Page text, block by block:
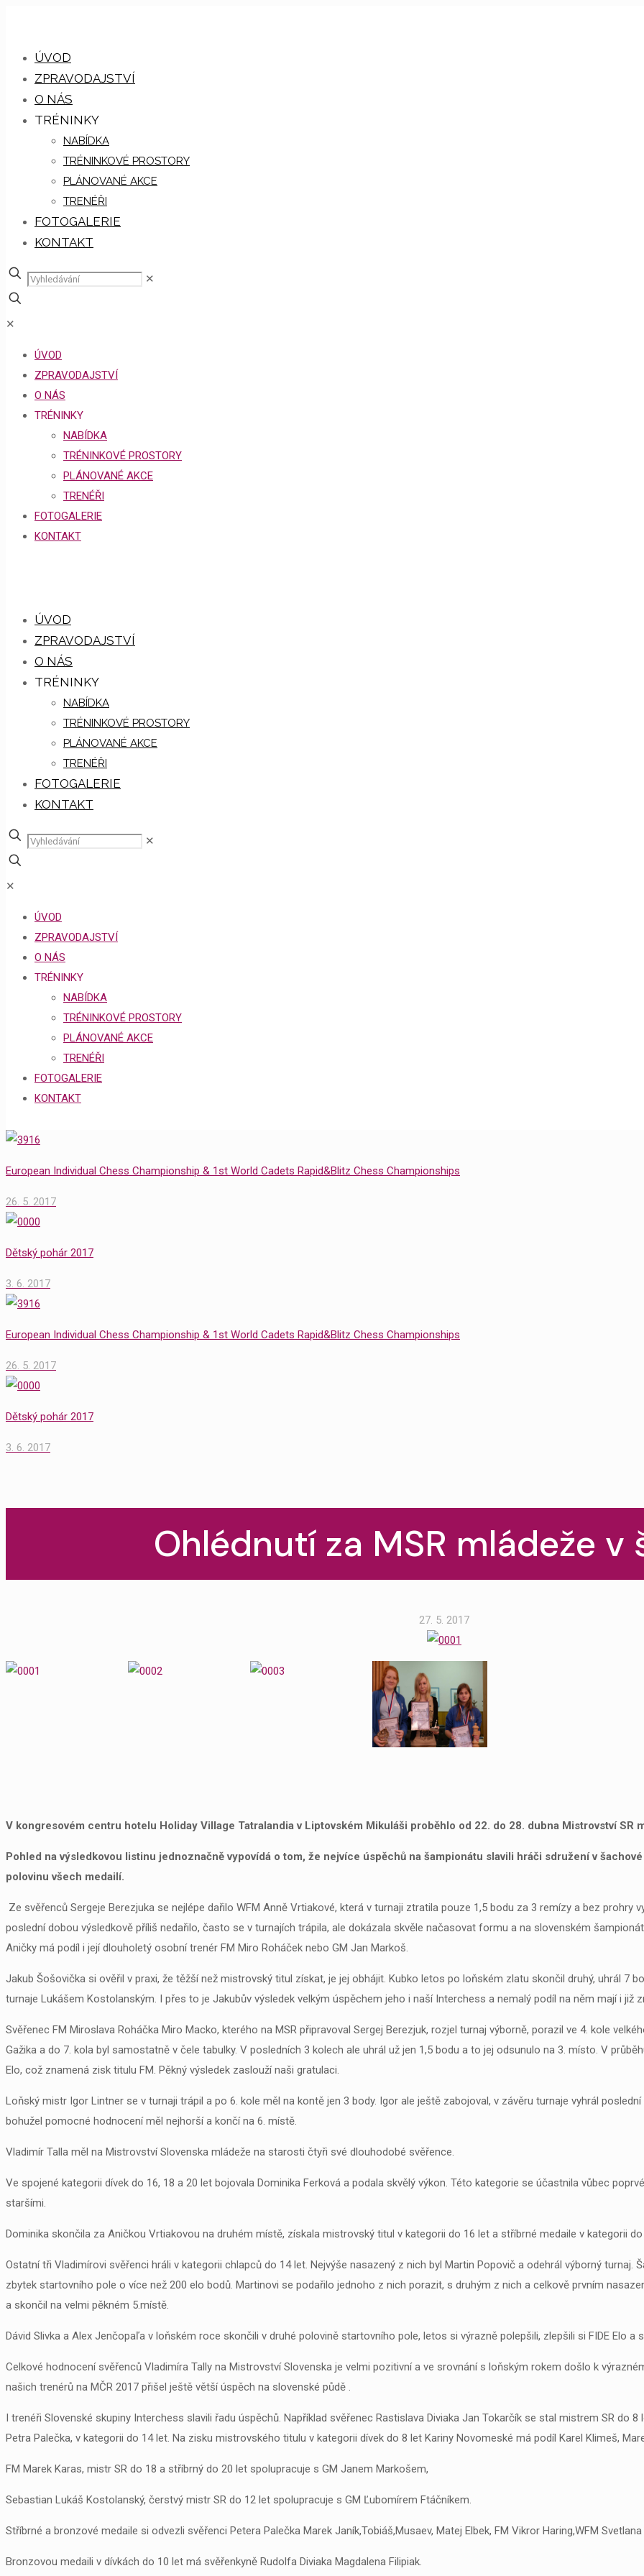
ÚVOD
ZPRAVODAJSTVÍ
O NÁS
TRÉNINKY
NABÍDKA
TRÉNINKOVÉ PROSTORY
PLÁNOVANÉ AKCE
TRENÉŘI
FOTOGALERIE
KONTAKT
✕
✕
ÚVOD
ZPRAVODAJSTVÍ
O NÁS
TRÉNINKY
NABÍDKA
TRÉNINKOVÉ PROSTORY
PLÁNOVANÉ AKCE
TRENÉŘI
FOTOGALERIE
KONTAKT
ÚVOD
ZPRAVODAJSTVÍ
O NÁS
TRÉNINKY
NABÍDKA
TRÉNINKOVÉ PROSTORY
PLÁNOVANÉ AKCE
TRENÉŘI
FOTOGALERIE
KONTAKT
✕
✕
ÚVOD
ZPRAVODAJSTVÍ
O NÁS
TRÉNINKY
NABÍDKA
TRÉNINKOVÉ PROSTORY
PLÁNOVANÉ AKCE
TRENÉŘI
FOTOGALERIE
KONTAKT
European Individual Chess Championship & 1st World Cadets Rapid&Blitz Chess Championships
26. 5. 2017
Dětský pohár 2017
3. 6. 2017
European Individual Chess Championship & 1st World Cadets Rapid&Blitz Chess Championships
26. 5. 2017
Dětský pohár 2017
3. 6. 2017
Ohlédnutí za MSR mládeže v
27. 5. 2017
V kongresovém centru hotelu Holiday Village Tatralandia v Liptovském Mikuláši proběhlo od 22. do 28. dubna Mistrovství SR
Pohled na výsledkovou listinu jednoznačně vypovídá o tom, že nejvíce úspěchů na šampionátu slavili hráči sdružení v
polovinu všech medailí.
Ze svěřenců Sergeje Berezjuka se nejlépe dařilo WFM Anně Vrtiakové, která v turnaji ztratila pouze 1,5 bodu za 3 remízy a bez prohry
poslední dobou výsledkově příliš nedařilo, často se v turnajích trápila, ale dokázala skvěle načasovat formu a na slovenském
Aničky má podíl i její dlouholetý osobní trenér FM Miro Roháček nebo GM Jan Markoš.
Jakub Šošovička si ověřil v praxi, že těžší než mistrovský titul získat, je jej obhájit. Kubko letos po loňském zlatu skončil druhý, uhrál 7
turnaje Lukášem Kostolanským. I přes to je Jakubův výsledek velkým úspěchem jeho i naší Interchess a nemalý podíl na něm mají i již
Svěřenec FM Miroslava Roháčka Miro Macko, kterého na MSR připravoval Sergej Berezjuk, rozjel turnaj výborně, porazil ve 4. kole
Gažika a do 7. kola byl samostatně v čele tabulky. V posledních 3 kolech ale uhrál už jen 1,5 bodu a to jej odsunulo na 3. místo. V
Elo, což znamená zisk titulu FM. Pěkný výsledek zaslouží naši gratulaci.
Loňský mistr Igor Lintner se v turnaji trápil a po 6. kole měl na kontě jen 3 body. Igor ale ještě zabojoval, v závěru turnaje vyhrál
bohužel pomocné hodnocení měl nejhorší a končí na 6. místě.
Vladimír Talla měl na Mistrovství Slovenska mládeže na starosti čtyři své dlouhodobé svěřence.
Ve spojené kategorii dívek do 16, 18 a 20 let bojovala Dominika Ferková a podala skvělý výkon. Této kategorie se účastnila vůbec
staršími.
Dominika skončila za Aničkou Vrtiakovou na druhém místě, získala mistrovský titul v kategorii do 16 let a stříbrné medaile v kategorii do
Ostatní tři Vladimírovi svěřenci hráli v kategorii chlapců do 14 let. Nejvýše nasazený z nich byl Martin Popovič a odehrál výborný turnaj.
zbytek startovního pole o více než 200 elo bodů. Martinovi se podařilo jednoho z nich porazit, s druhým z nich a celkově prvním
a skončil na velmi pěkném 5.místě.
Dávid Slivka a Alex Jenčopaľa v loňském roce skončili v druhé polovině startovního pole, letos si výrazně polepšili, zlepšili si FIDE Elo a
Celkové hodnocení svěřenců Vladimíra Tally na Mistrovství Slovenska je velmi pozitivní a ve srovnání s loňským rokem došlo k
našich trenérů na MČR 2017 přišel ještě větší úspěch na slovenské půdě .
I trenéři Slovenské skupiny Interchess slavili řadu úspěchů. Například svěřenec Rastislava Diviaka Jan Tokarčík se stal mistrem SR do
Petra Palečka, v kategorii do 14 let. Na zisku mistrovského titulu v kategorii dívek do 8 let Kariny Novomeské má podíl Karel Klimeš,
FM Marek Karas, mistr SR do 18 a stříbrný do 20 let spolupracuje s GM Janem Markošem,
Sebastian Lukáš Kostolanský, čerstvý mistr SR do 12 let spolupracuje s GM Ľubomírem Ftáčníkem.
Stříbrné a bronzové medaile si odvezli svěřenci Petera Palečka Marek Janík,Tobiáš,Musaev, Matej Elbek, FM Vikror Haring,WFM
Bronzovou medaili v dívkách do 10 let má svěřenkyně Rudolfa Diviaka Magdalena Filipiak.